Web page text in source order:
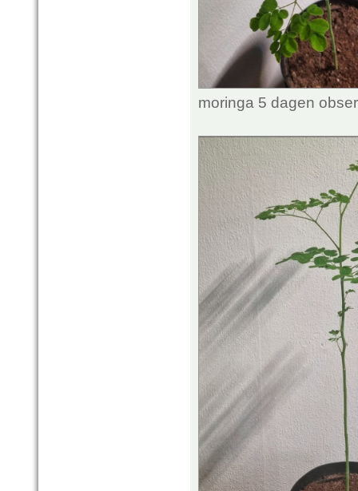
moringa 5 dagen